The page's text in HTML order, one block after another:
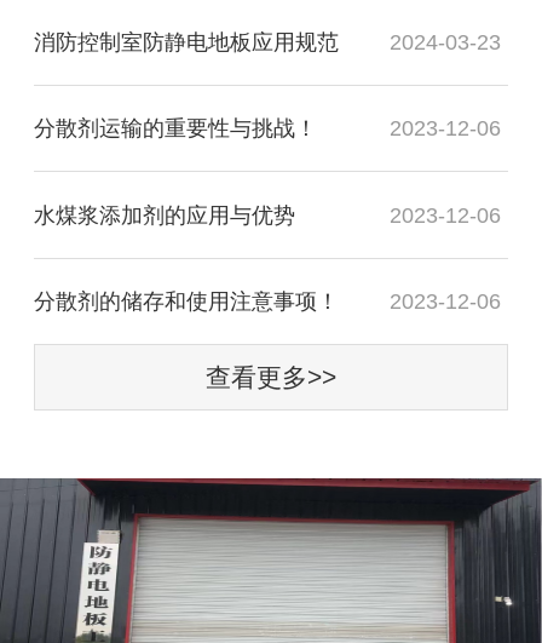
消防控制室防静电地板应用规范 2024-03-23
分散剂运输的重要性与挑战！ 2023-12-06
水煤浆添加剂的应用与优势 2023-12-06
分散剂的储存和使用注意事项！ 2023-12-06
查看更多>>